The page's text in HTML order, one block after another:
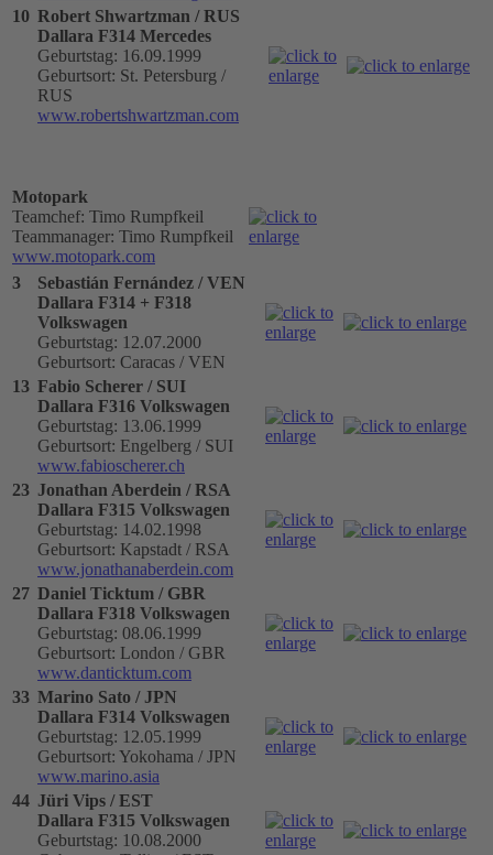
10 Robert Shwartzman / RUS
Dallara F314 Mercedes
Geburtstag: 16.09.1999
Geburtsort: St. Petersburg /
RUS
www.robertshwartzman.com
Motopark
Teamchef: Timo Rumpfkeil
Teammanager: Timo Rumpfkeil
www.motopark.com
3
Sebastián Fernández / VEN
Dallara F314 + F318
Volkswagen
Geburtstag: 12.07.2000
Geburtsort: Caracas / VEN
13 Fabio Scherer / SUI
Dallara F316 Volkswagen
Geburtstag: 13.06.1999
Geburtsort: Engelberg / SUI
www.fabioscherer.ch
23 Jonathan Aberdein / RSA
Dallara F315 Volkswagen
Geburtstag: 14.02.1998
Geburtsort: Kapstadt / RSA
www.jonathanaberdein.com
27 Daniel Ticktum / GBR
Dallara F318 Volkswagen
Geburtstag: 08.06.1999
Geburtsort: London / GBR
www.danticktum.com
33 Marino Sato / JPN
Dallara F314 Volkswagen
Geburtstag: 12.05.1999
Geburtsort: Yokohama / JPN
www.marino.asia
44 Jüri Vips / EST
Dallara F315 Volkswagen
Geburtstag: 10.08.2000